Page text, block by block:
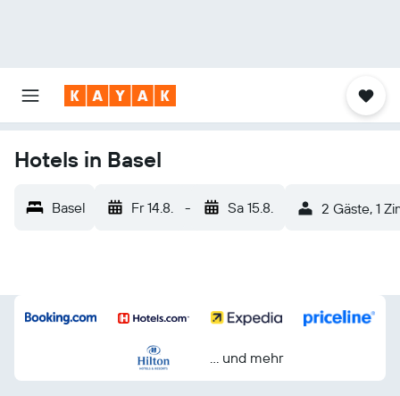
Hotels in Basel
Basel Fr 14.8. - Sa 15.8. 2 Gäste, 1
… und mehr